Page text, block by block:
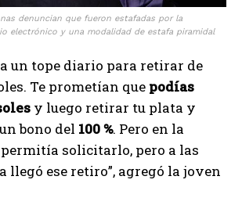
denuncian que fueron estafadas por la
electrónico y una modalidad de estafa piramidal
un tope diario para retirar de
Te prometían que podías
y luego retirar tu plata y
bono del 100 %. Pero en la
solicitarlo, pero a las
llegó ese retiro”, agregó la joven